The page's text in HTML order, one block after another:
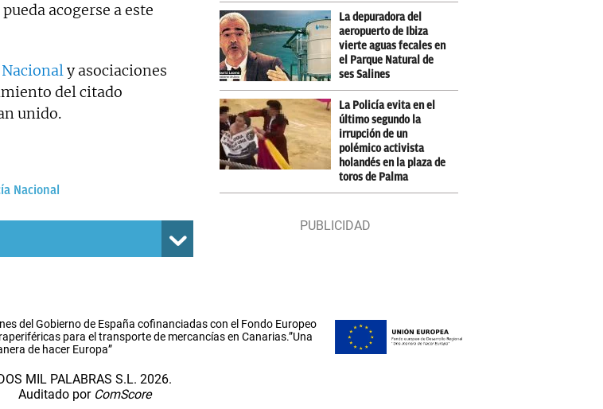
acogerse a este
y asociaciones
del citado
unido.
Nacional
La depuradora del
aeropuerto de Ibiza
vierte aguas fecales en
el Parque Natural de
ses Salines
La Policía evita en el
último segundo la
irrupción de un
polémico activista
holandés en la plaza de
toros de Palma
del Gobierno de España cofinanciadas con el Fondo Europeo
para el transporte de mercancías en Canarias.”Una
de hacer Europa”
MIL PALABRAS S.L. 2026.
Auditado por ComScore